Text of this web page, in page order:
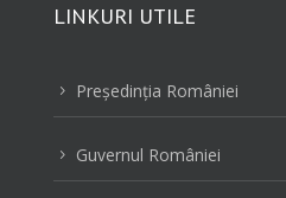
LINKURI UTILE
5 Preşedinţia României
5 Guvernul României